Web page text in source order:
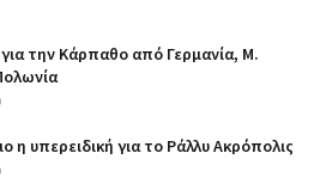
την Κάρπαθο από Γερμανία, Μ.
η υπερειδική για το Ράλλυ Ακρόπολις